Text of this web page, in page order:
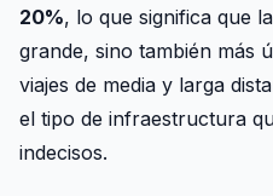
20%, lo que significa que
grande, sino también más
viajes de media y larga
el tipo de infraestructura
indecisos.